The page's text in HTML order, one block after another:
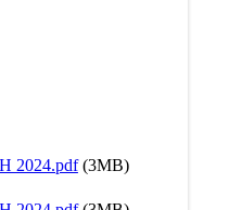
2024.pdf(3MB)